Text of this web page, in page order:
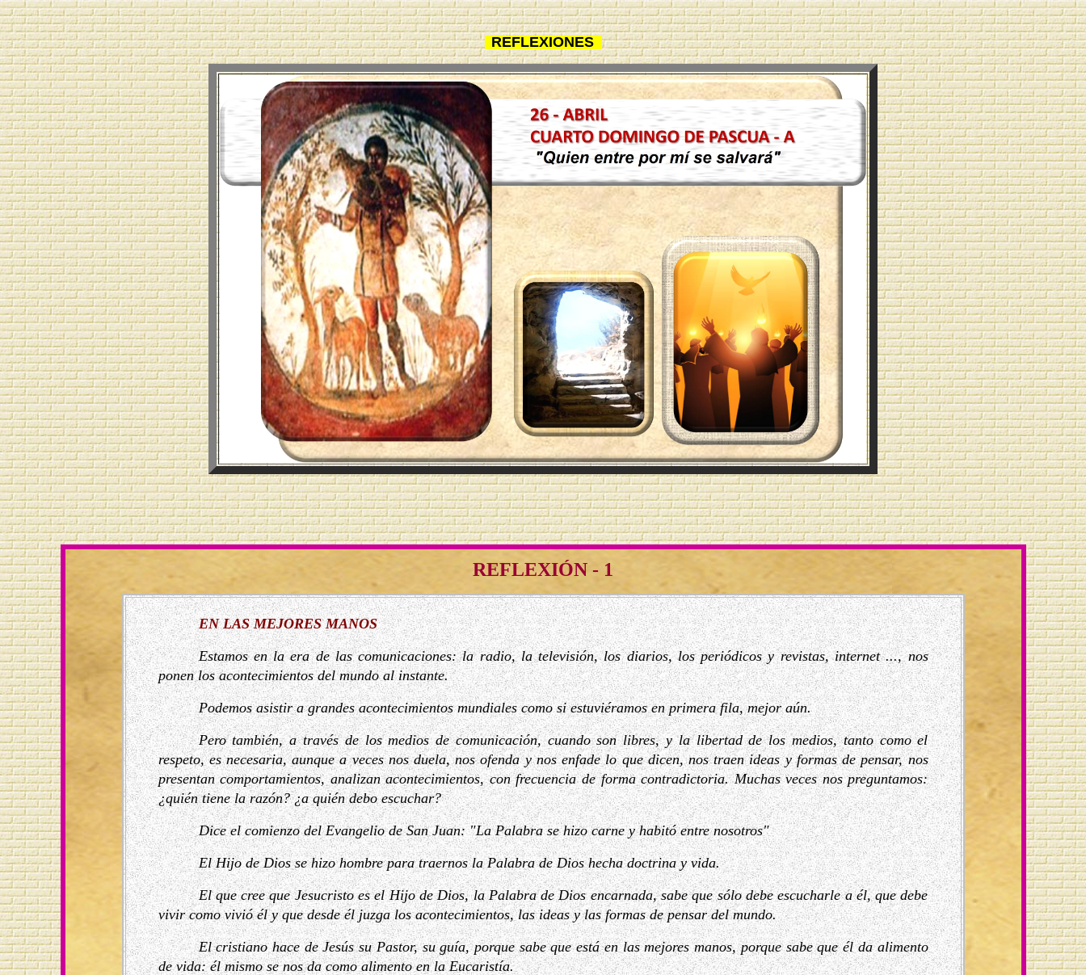
REFLEXIONES
REFLEXIÓN - 1
EN LAS MEJORES MANOS
Estamos en la era de las comunicaciones: la radio, la televisión, los diarios, los periódicos y revistas, internet ..., nos
ponen los acontecimientos del mundo al instante.
Podemos asistir a grandes acontecimientos mundiales como si estuviéramos en primera fila, mejor aún.
Pero también, a través de los medios de comunicación, cuando son libres, y la libertad de los medios, tanto como el
respeto, es necesaria, aunque a veces nos duela, nos ofenda y nos enfade lo que dicen, nos traen ideas y formas de pensar, nos
presentan comportamientos, analizan acontecimientos, con frecuencia de forma contradictoria. Muchas veces nos preguntamos:
¿quién tiene la razón? ¿a quién debo escuchar?
Dice el comienzo del Evangelio de San Juan: "La Palabra se hizo carne y habitó entre nosotros"
El Hijo de Dios se hizo hombre para traernos la Palabra de Dios hecha doctrina y vida.
El que cree que Jesucristo es el Hijo de Dios, la Palabra de Dios encarnada, sabe que sólo debe escucharle a él, que debe
vivir como vivió él y que desde él juzga los acontecimientos, las ideas y las formas de pensar del mundo.
El cristiano hace de Jesús su Pastor, su guía, porque sabe que está en las mejores manos, porque sabe que él da alimento
de vida: él mismo se nos da como alimento en la Eucaristía.